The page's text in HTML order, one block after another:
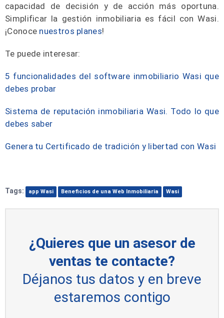
capacidad de decisión y de acción más oportuna.
Simplificar la gestión inmobiliaria es fácil con Wasi.
¡Conoce nuestros planes!
Te puede interesar:
5 funcionalidades del software inmobiliario Wasi que
debes probar
Sistema de reputación inmobiliaria Wasi. Todo lo que
debes saber
Genera tu Certificado de tradición y libertad con Wasi
Tags: app Wasi Beneficios de una Web Inmobiliaria Wasi
¿Quieres que un asesor de
ventas te contacte?
Déjanos tus datos y en breve
estaremos contigo